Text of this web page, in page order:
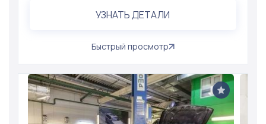
УЗНАТЬ ДЕТАЛИ
Быстрый просмотр